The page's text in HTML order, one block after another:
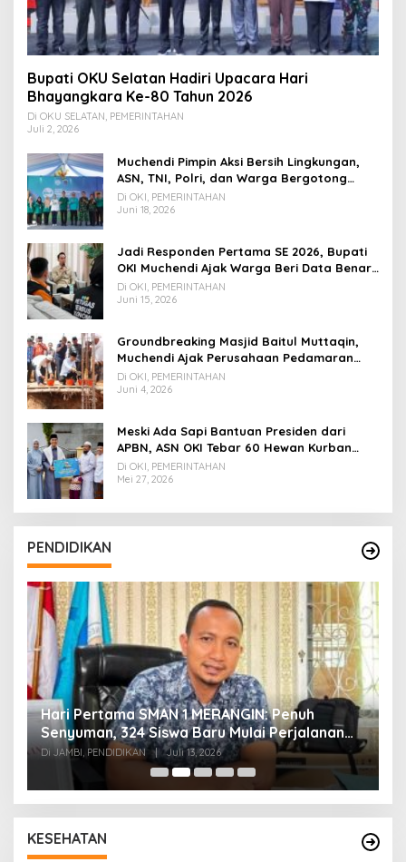
Bupati OKU Selatan Hadiri Upacara Hari
Bhayangkara Ke-80 Tahun 2026
Di OKU SELATAN, PEMERINTAHAN
Juli 2, 2026
Muchendi Pimpin Aksi Bersih Lingkungan,
ASN, TNI, Polri, dan Warga Bergotong
Royong
Di OKI, PEMERINTAHAN
Juni 18, 2026
Jadi Responden Pertama SE 2026, Bupati
OKI Muchendi Ajak Warga Beri Data Benar
ke Petugas BPS
Di OKI, PEMERINTAHAN
Juni 15, 2026
Groundbreaking Masjid Baitul Muttaqin,
Muchendi Ajak Perusahaan Pedamaran
Timur Turut Bantu
Di OKI, PEMERINTAHAN
Juni 4, 2026
Meski Ada Sapi Bantuan Presiden dari
APBN, ASN OKI Tebar 60 Hewan Kurban
Tanpa Gunakan APBD
Di OKI, PEMERINTAHAN
Mei 27, 2026
PENDIDIKAN
Hari Pertama SMAN 1 MERANGIN: Penuh
Senyuman, 324 Siswa Baru Mulai Perjalanan
Baru
Di JAMBI, PENDIDIKAN | Juli 13, 2026
KESEHATAN